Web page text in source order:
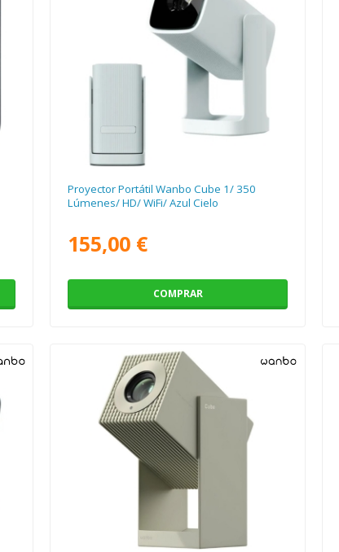
Proyector Portátil Wanbo Cube 1/ 350
Lúmenes/ HD/ WiFi/ Azul Cielo
155,00 €
COMPRAR